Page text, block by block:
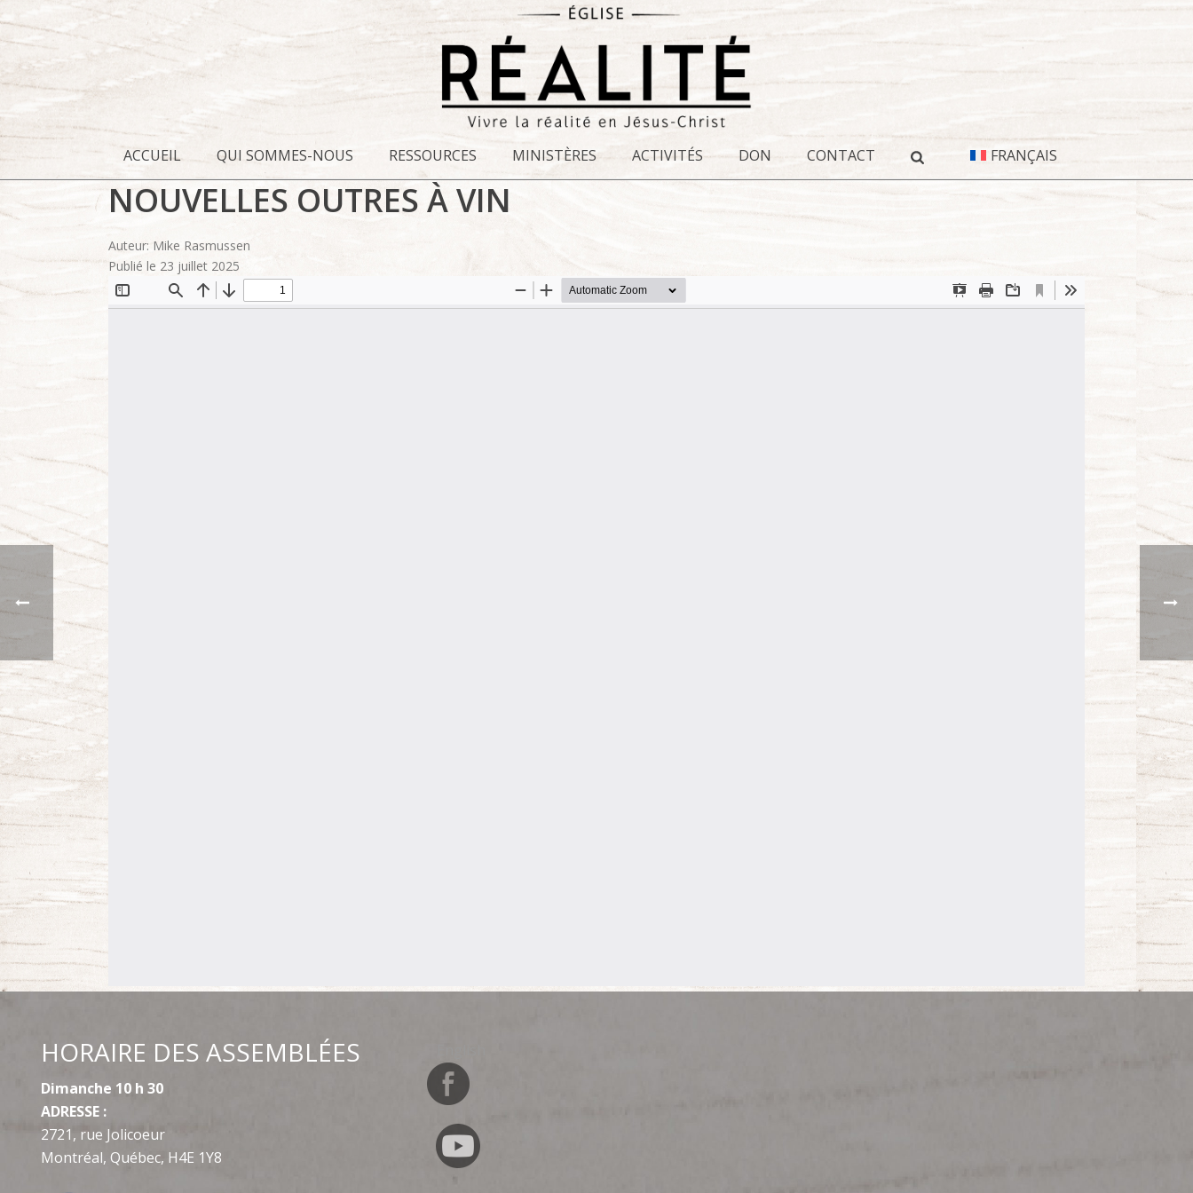
ACCUEIL QUI SOMMES-NOUS RESSOURCES MINISTÈRES ACTIVITÉS DON CONTACT FRANÇAIS
NOUVELLES OUTRES À VIN
Auteur: Mike Rasmussen
Publié le 23 juillet 2025
HORAIRE DES ASSEMBLÉES
Dimanche 10 h 30
ADRESSE :
2721, rue Jolicoeur
Montréal, Québec, H4E 1Y8